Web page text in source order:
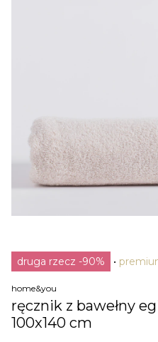
druga rzecz -90%
home&you
ręcznik z bawełny
100x140 cm